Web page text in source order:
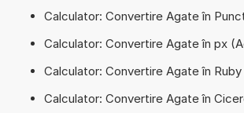
Calculator: Convertire Agate în
Calculator: Convertire Agate în px
Calculator: Convertire Agate în Ruby
Calculator: Convertire Agate în